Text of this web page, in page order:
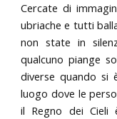
Cercate di
ubriache e tutti
non state in
qualcuno piange
diverse quando si
luogo dove le
il Regno dei Cieli